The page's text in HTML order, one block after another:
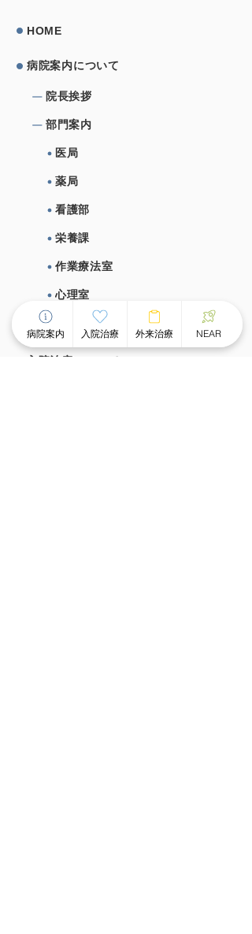
HOME
病院案内について
院⻑挨拶
部⾨案内
医局
薬局
看護部
栄養課
作業療法室
心理室
施設概要、施設基準
⼊院治療について
病院案内 入院治療 外来治療 NEAR